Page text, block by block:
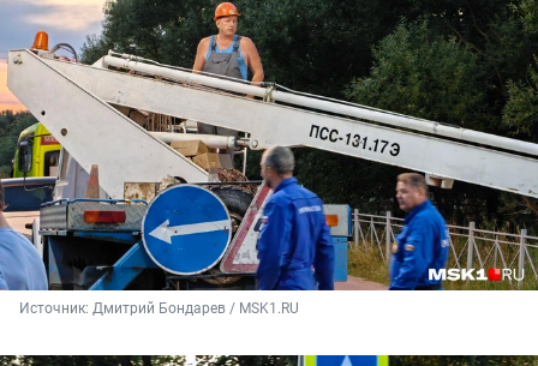
Источник: Дмитрий Бондарев / MSK1.RU